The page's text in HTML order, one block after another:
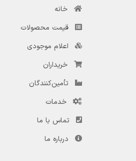
خانه
قیمت محصولات
اعلام موجودی
خریداران
تأمین‌کنندگان
خدمات
تماس با ما
درباره ما